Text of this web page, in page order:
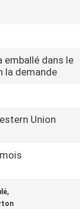
emballé dans le
la demande
Union
,